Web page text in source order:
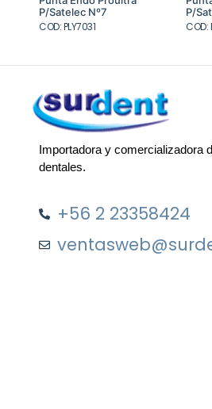
original
era:
$132.400.
actual
P/Satelec Nº7
COD: PLY7031
P/
COD:
Importadora y comercializadora
dentales.
+56 2 23358424